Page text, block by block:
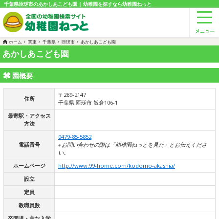
千葉県匝瑳市のあかしあこども園 | 幼稚園を探すなら幼稚園ねっと
ホーム 関東 千葉県 匝瑳市 あかしあこども園
あかしあこども園
園概要
住所
〒289-2147
千葉県 匝瑳市 飯倉106-1
最寄駅・アクセス
方法
電話番号
0479-85-5852
※お問い合わせの際は「幼稚園ねっとを見た」とお伝えくださ
い。
ホームページ
http://www.99-home.com/kodomo-akashia/
設立
定員
教職員数